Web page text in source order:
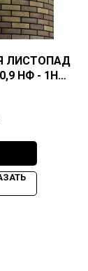
ЛИСТОПАД
НФ - 1НФ -